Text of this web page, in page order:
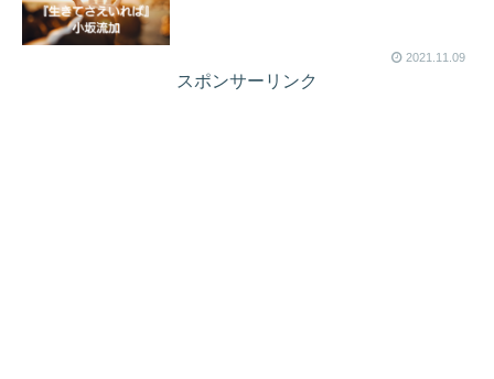
2021.11.09
スポンサーリンク